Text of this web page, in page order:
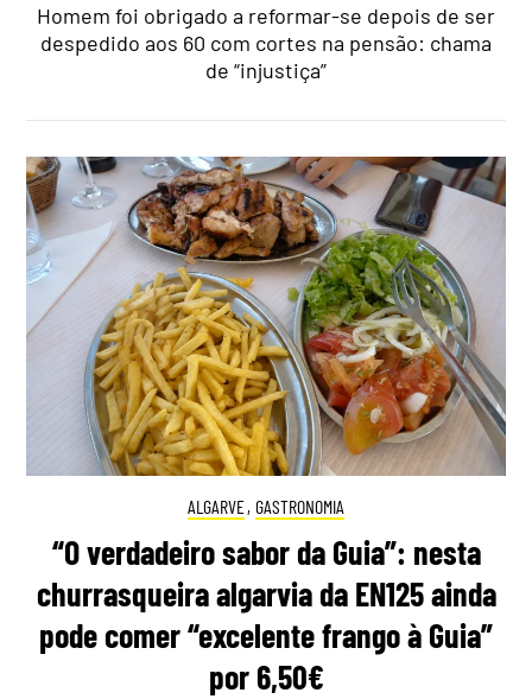
Homem foi obrigado a reformar-se depois de ser
despedido aos 60 com cortes na pensão: chama
de “injustiça”
ALGARVE, GASTRONOMIA
“O verdadeiro sabor da Guia”: nesta
churrasqueira algarvia da EN125 ainda
pode comer “excelente frango à Guia”
por 6,50€